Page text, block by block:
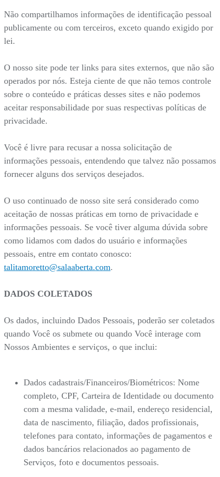
Não compartilhamos informações de identificação pessoal
publicamente ou com terceiros, exceto quando exigido por
lei.
O nosso site pode ter links para sites externos, que não são
operados por nós. Esteja ciente de que não temos controle
sobre o conteúdo e práticas desses sites e não podemos
aceitar responsabilidade por suas respectivas políticas de
privacidade.
Você é livre para recusar a nossa solicitação de
informações pessoais, entendendo que talvez não possamos
fornecer alguns dos serviços desejados.
O uso continuado de nosso site será considerado como
aceitação de nossas práticas em torno de privacidade e
informações pessoais. Se você tiver alguma dúvida sobre
como lidamos com dados do usuário e informações
pessoais, entre em contato conosco:
talitamoretto@salaaberta.com.
DADOS COLETADOS
Os dados, incluindo Dados Pessoais, poderão ser coletados
quando Você os submete ou quando Você interage com
Nossos Ambientes e serviços, o que inclui:
Dados cadastrais/Financeiros/Biométricos: Nome
completo, CPF, Carteira de Identidade ou documento
com a mesma validade, e-mail, endereço residencial,
data de nascimento, filiação, dados profissionais,
telefones para contato, informações de pagamentos e
dados bancários relacionados ao pagamento de
Serviços, foto e documentos pessoais.